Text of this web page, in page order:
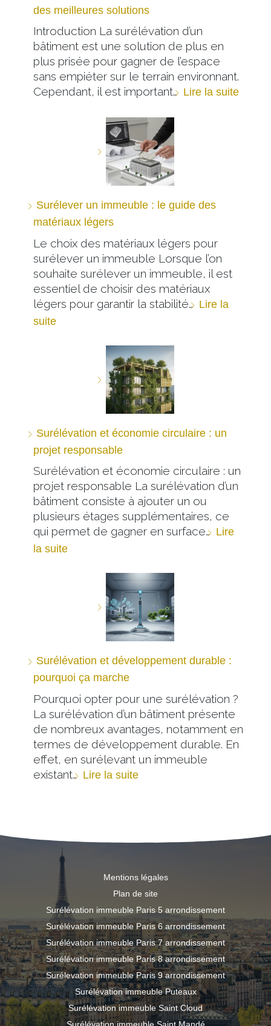
des meilleures solutions
Introduction La surélévation d’un
bâtiment est une solution de plus en
plus prisée pour gagner de l’espace
sans empiéter sur le terrain environnant.
Cependant, il est important… Lire la suite
Surélever un immeuble : le guide des
matériaux légers
Le choix des matériaux légers pour
surélever un immeuble Lorsque l’on
souhaite surélever un immeuble, il est
essentiel de choisir des matériaux
légers pour garantir la stabilité… Lire la
suite
Surélévation et économie circulaire : un
projet responsable
Surélévation et économie circulaire : un
projet responsable La surélévation d’un
bâtiment consiste à ajouter un ou
plusieurs étages supplémentaires, ce
qui permet de gagner en surface… Lire
la suite
Surélévation et développement durable :
pourquoi ça marche
Pourquoi opter pour une surélévation ?
La surélévation d’un bâtiment présente
de nombreux avantages, notamment en
termes de développement durable. En
effet, en surélevant un immeuble
existant… Lire la suite
Mentions légales
Plan de site
Surélévation immeuble Paris 5 arrondissement
Surélévation immeuble Paris 6 arrondissement
Surélévation immeuble Paris 7 arrondissement
Surélévation immeuble Paris 8 arrondissement
Surélevation immeuble Paris 9 arrondissement
Surélévation immeuble Puteaux
Surélévation immeuble Saint Cloud
Surélévation immeuble Saint Mandé